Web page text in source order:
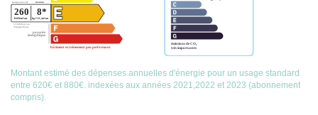
Montant estimé des dépenses annuelles d'énergie pour un usage standard
entre 620€ et 880€. indexées aux années 2021,2022 et 2023 (abonnement
compris).